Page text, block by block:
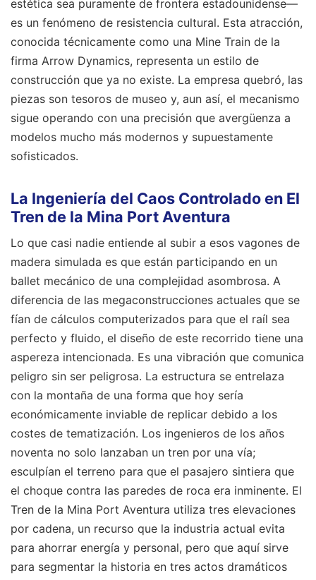
estética sea puramente de frontera estadounidense—
es un fenómeno de resistencia cultural. Esta atracción,
conocida técnicamente como una Mine Train de la
firma Arrow Dynamics, representa un estilo de
construcción que ya no existe. La empresa quebró, las
piezas son tesoros de museo y, aun así, el mecanismo
sigue operando con una precisión que avergüenza a
modelos mucho más modernos y supuestamente
sofisticados.
La Ingeniería del Caos Controlado en El
Tren de la Mina Port Aventura
Lo que casi nadie entiende al subir a esos vagones de
madera simulada es que están participando en un
ballet mecánico de una complejidad asombrosa. A
diferencia de las megaconstrucciones actuales que se
fían de cálculos computerizados para que el raíl sea
perfecto y fluido, el diseño de este recorrido tiene una
aspereza intencionada. Es una vibración que comunica
peligro sin ser peligrosa. La estructura se entrelaza
con la montaña de una forma que hoy sería
económicamente inviable de replicar debido a los
costes de tematización. Los ingenieros de los años
noventa no solo lanzaban un tren por una vía;
esculpían el terreno para que el pasajero sintiera que
el choque contra las paredes de roca era inminente. El
Tren de la Mina Port Aventura utiliza tres elevaciones
por cadena, un recurso que la industria actual evita
para ahorrar energía y personal, pero que aquí sirve
para segmentar la historia en tres actos dramáticos